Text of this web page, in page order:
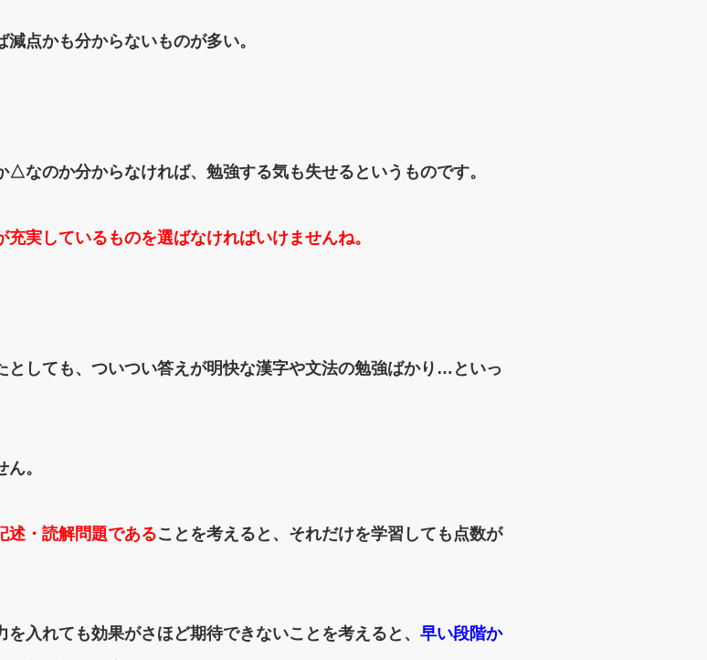
点かも分からないものが多い。
△なのか分からなければ、勉強する気も失せるというものです。
実しているものを選ばなければいけませんね。
としても、ついつい答えが明快な漢字や文法の勉強ばかり… といっ
。
述・読解問題であることを考えると、 それだけを学習しても点数が
を入れても効果がさほど期待できないことを考えると、 早い段階か